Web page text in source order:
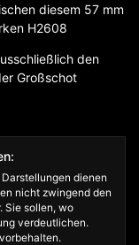
diesem 57 mm
H2608
den
Großschot
dienen
nicht zwingend den
Sie sollen, wo
verdeutlichen.